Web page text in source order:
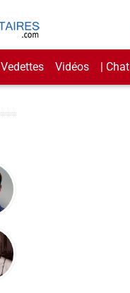
Vedettes Vidéos | Chat